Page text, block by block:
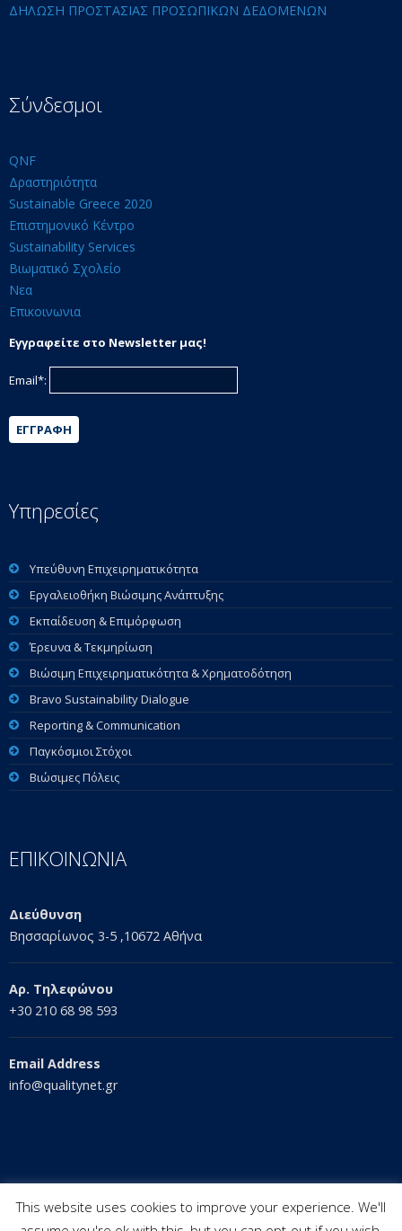
ΔΗΛΩΣΗ ΠΡΟΣΤΑΣΙΑΣ ΠΡΟΣΩΠΙΚΩΝ ΔΕΔΟΜΕΝΩΝ
Σύνδεσμοι
QNF
Δραστηριότητα
Sustainable Greece 2020
Επιστημονικό Κέντρο
Sustainability Services
Βιωματικό Σχολείο
Νεα
Επικοινωνια
Εγγραφείτε στο Newsletter μας!
Email*:
ΕΓΓΡΑΦΉ
Υπηρεσίες
Υπεύθυνη Επιχειρηματικότητα
Εργαλειοθήκη Βιώσιμης Ανάπτυξης
Εκπαίδευση & Επιμόρφωση
Έρευνα & Τεκμηρίωση
Βιώσιμη Επιχειρηματικότητα & Χρηματοδότηση
Bravo Sustainability Dialogue
Reporting & Communication
Παγκόσμιοι Στόχοι
Βιώσιμες Πόλεις
ΕΠΙΚΟΙΝΩΝΙΑ
Διεύθυνση
Βησσαρίωνος 3-5 ,10672 Αθήνα
Αρ. Τηλεφώνου
+30 210 68 98 593
Email Address
info@qualitynet.gr
This website uses cookies to improve your experience. We'll